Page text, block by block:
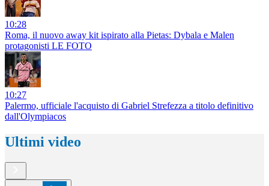
10:28
Roma, il nuovo away kit ispirato alla Pietas: Dybala e Malen
protagonisti LE FOTO
10:27
Palermo, ufficiale l'acquisto di Gabriel Strefezza a titolo definitivo
dall'Olympiacos
Ultimi video